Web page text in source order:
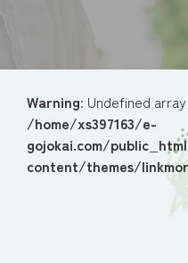
Warning: Undefined array
/home/xs397163/e-
gojokai.com/
content/themes/